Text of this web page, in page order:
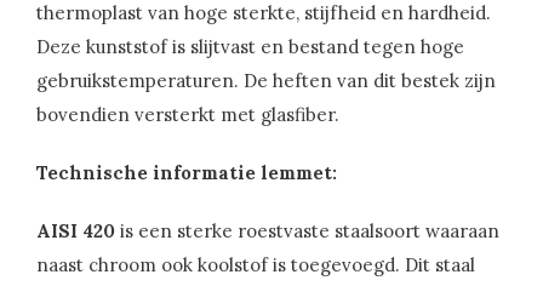
thermoplast van hoge sterkte, stijfheid en hardheid.
Deze kunststof is slijtvast en bestand tegen hoge
gebruikstemperaturen. De heften van dit bestek zijn
bovendien versterkt met glasfiber.
Technische informatie lemmet:
AISI 420 is een sterke roestvaste staalsoort waaraan
naast chroom ook koolstof is toegevoegd. Dit staal